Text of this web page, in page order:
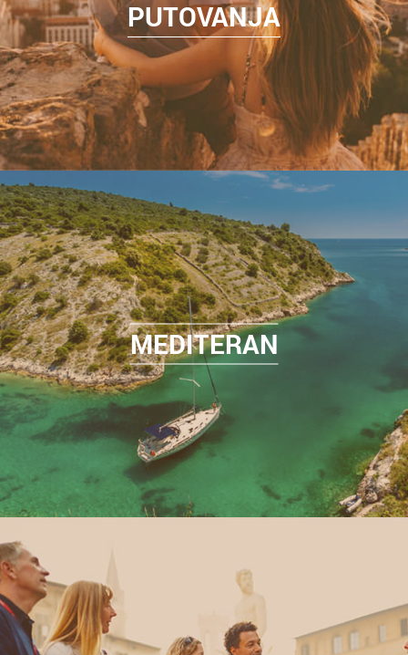
PUTOVANJA
MEDITERAN